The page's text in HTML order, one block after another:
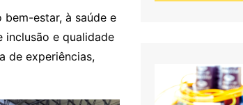
estar, à saúde e
e qualidade
de experiências,